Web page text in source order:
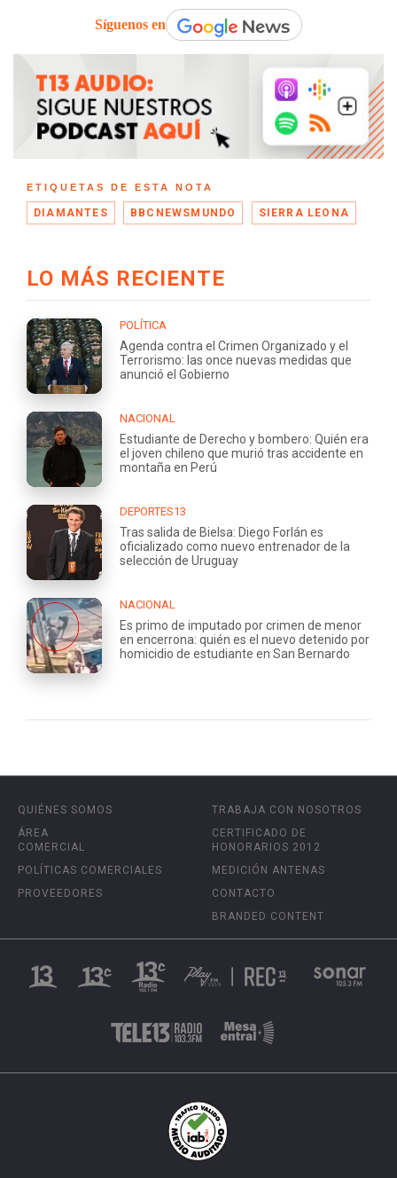
Síguenos en
ETIQUETAS DE ESTA NOTA
DIAMANTES BBCNEWSMUNDO SIERRA LEONA
LO MÁS RECIENTE
POLÍTICA
Agenda contra el Crimen Organizado y el
Terrorismo: las once nuevas medidas que
anunció el Gobierno
NACIONAL
Estudiante de Derecho y bombero: Quién era
el joven chileno que murió tras accidente en
montaña en Perú
DEPORTES13
Tras salida de Bielsa: Diego Forlán es
oficializado como nuevo entrenador de la
selección de Uruguay
NACIONAL
Es primo de imputado por crimen de menor
en encerrona: quién es el nuevo detenido por
homicidio de estudiante en San Bernardo
QUIÉNES SOMOS
ÁREA
COMERCIAL
POLÍTICAS COMERCIALES
PROVEEDORES
TRABAJA CON NOSOTROS
CERTIFICADO DE
HONORARIOS 2012
MEDICIÓN ANTENAS
CONTACTO
BRANDED CONTENT